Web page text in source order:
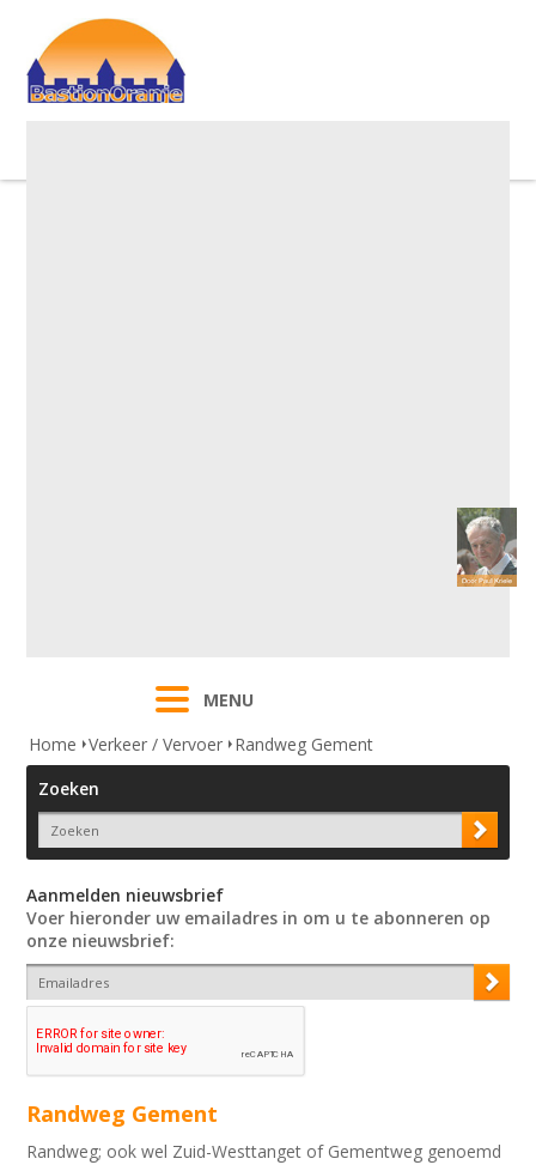
MENU
Home Verkeer / Vervoer Randweg Gement
Zoeken
Aanmelden nieuwsbrief
Voer hieronder uw emailadres in om u te abonneren op
onze nieuwsbrief:
Randweg Gement
Randweg; ook wel Zuid-Westtanget of Gementweg genoemd